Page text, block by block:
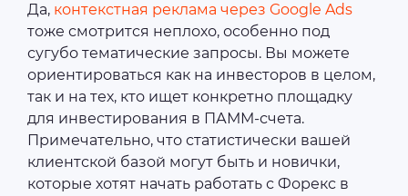
Да, контекстная реклама через Google Ads
тоже смотрится неплохо, особенно под
сугубо тематические запросы. Вы можете
ориентироваться как на инвесторов в целом,
так и на тех, кто ищет конкретно площадку
для инвестирования в ПАММ-счета.
Примечательно, что статистически вашей
клиентской базой могут быть и новички,
которые хотят начать работать с Форекс в